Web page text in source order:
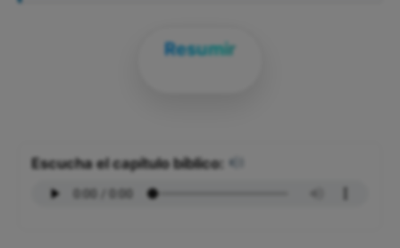
Resumir
Escucha el capítulo bíblico: